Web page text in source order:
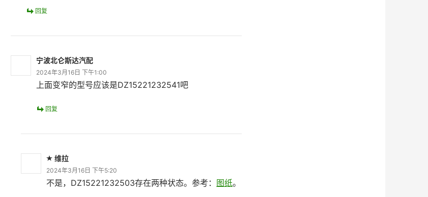
回复
宁波北仑斯达汽配
2024年3月16日 下午1:00
上面变窄的型号应该是DZ15221232541吧
回复
维拉
2024年3月16日 下午5:20
不是，DZ15221232503存在两种状态。参考： 图纸。